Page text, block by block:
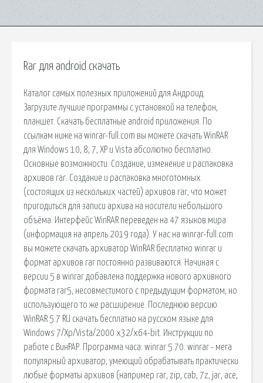
Rar для android скачать
Каталог самых полезных приложений для Андроид.
Загрузите лучшие программы с установкой на телефон,
планшет. Скачать бесплатные android приложения. По
ссылкам ниже на winrar-full.com вы можете скачать WinRAR
для Windows 10, 8, 7, XP и Vista абсолютно бесплатно.
Основные возможности. Создание, изменение и распаковка
архивов rar. Создание и распаковка многотомных
(состоящих из нескольких частей) архивов rar, что может
пригодиться для записи архива на носители небольшого
объёма. Интерфейс WinRAR переведен на 47 языков мира
(информация на апрель 2019 года). У нас на winrar-full.com
вы можете скачать архиватор WinRAR бесплатно winrar и
формат архивов rar постоянно развиваются. Начиная с
версии 5 в winrar добавлена поддержка нового архивного
формата rar5, несовместимого с предыдущим форматом, но
использующего то же расширение. Последнюю версию
WinRAR 5.7 RU скачать бесплатно на русском языке для
Windows 7/Xp/Vista/2000 x32/x64-bit. Инструкции по
работе с ВинРАР. Программа часа: winrar 5.70. winrar - мега
популярный архиватор, умеющий обрабатывать практически
любые форматы архивов (например rar, zip, cab, 7z, jar, ace,